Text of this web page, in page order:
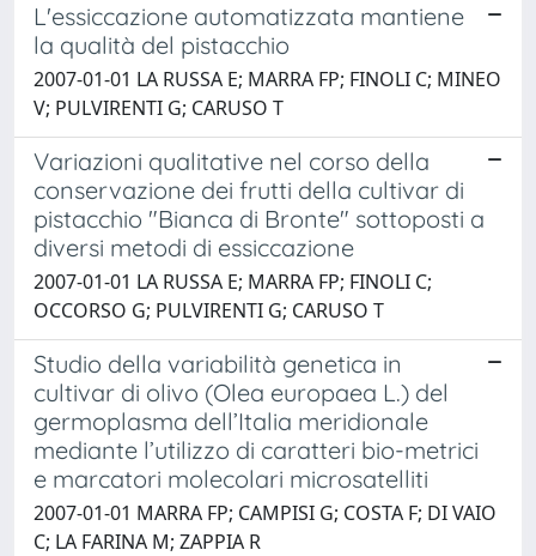
L'essiccazione automatizzata mantiene
la qualità del pistacchio
2007-01-01 LA RUSSA E; MARRA FP; FINOLI C; MINEO
V; PULVIRENTI G; CARUSO T
Variazioni qualitative nel corso della
conservazione dei frutti della cultivar di
pistacchio "Bianca di Bronte" sottoposti a
diversi metodi di essiccazione
2007-01-01 LA RUSSA E; MARRA FP; FINOLI C;
OCCORSO G; PULVIRENTI G; CARUSO T
Studio della variabilità genetica in
cultivar di olivo (Olea europaea L.) del
germoplasma dell’Italia meridionale
mediante l’utilizzo di caratteri bio-metrici
e marcatori molecolari microsatelliti
2007-01-01 MARRA FP; CAMPISI G; COSTA F; DI VAIO
C; LA FARINA M; ZAPPIA R